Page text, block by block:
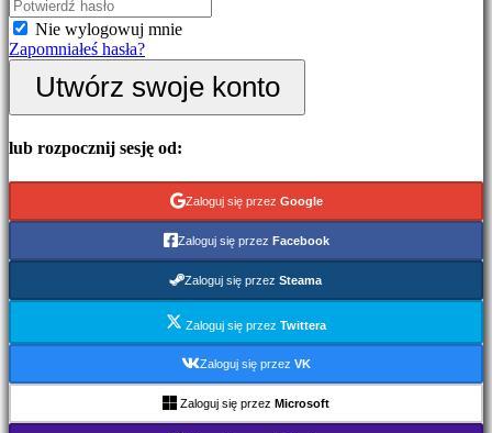
Wydarzenia
w
grze
Media
IDC
IDC
Wsparcie
Konto
się
się
Nie wylogowuj mnie
Zapomniałeś hasła?
Utwórz swoje konto
lub rozpocznij sesję od:
Zaloguj się przez Google
Zaloguj się przez Facebook
Zaloguj się przez Steama
Zaloguj się przez Twittera
Zaloguj się przez VK
Zaloguj się przez Microsoft